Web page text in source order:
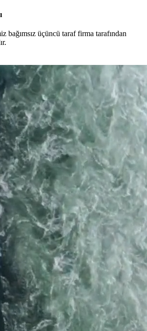
bağımsız üçüncü taraf firma tarafından